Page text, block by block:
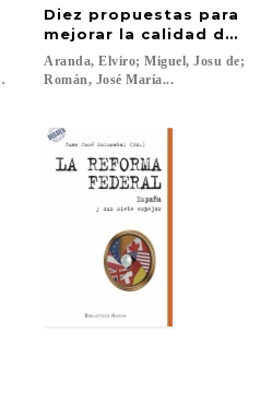
América Latina
Luis Fernando...
Diez propuestas para
mejorar la calidad de la
Aranda, Elviro; Miguel, Josu de;
Román, José María...